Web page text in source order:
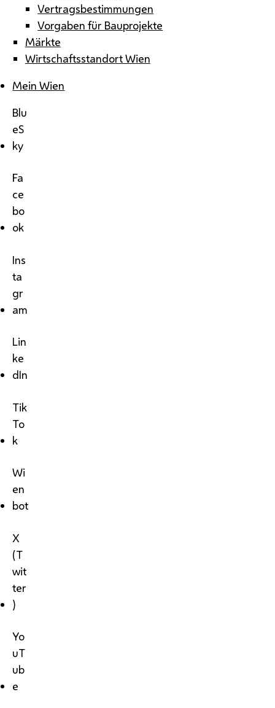
Vertragsbestimmungen
Vorgaben für Bauprojekte
Märkte
Wirtschaftsstandort Wien
Mein Wien
Blu
eS
ky
Fa
ce
bo
ok
Ins
ta
gr
am
Lin
ke
dIn
Tik
To
k
Wi
en
bot
X
(T
wit
ter
)
Yo
uT
ub
e